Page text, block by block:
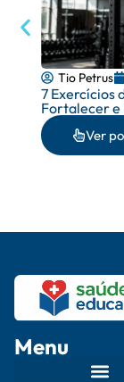
Tio Petrus
7 Exercícios
Fortalecer
Ver
Menu